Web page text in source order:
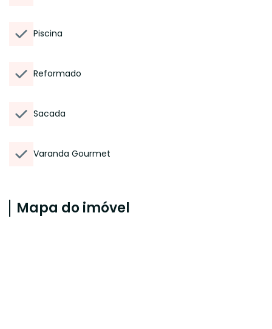
Piscina
Reformado
Sacada
Varanda Gourmet
Mapa do imóvel